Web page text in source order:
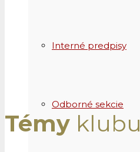
Interné predpisy
Odborné sekcie
Témy klubu